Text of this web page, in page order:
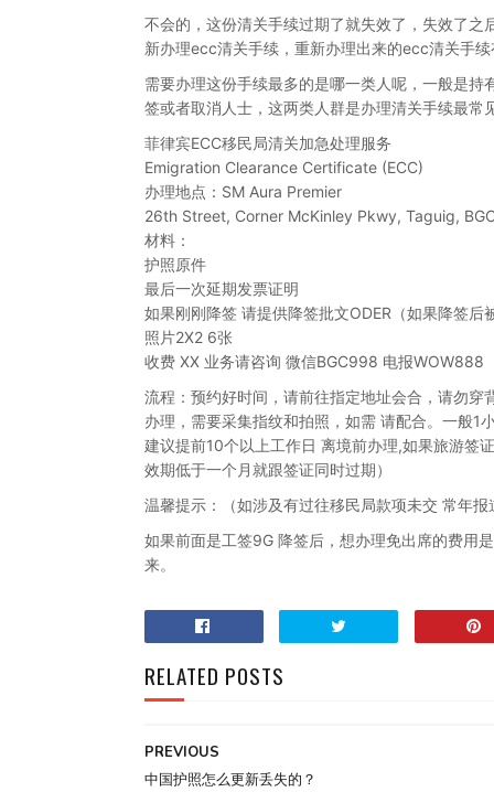
不会的，这份清关手续过期了就失效了，失效了
新办理ecc清关手续，重新办理出来的ecc清关手续
需要办理这份手续最多的是哪一类人呢，一般是
签或者取消人士，这两类人群是办理清关手续最常
菲律宾ECC移民局清关加急处理服务
Emigration Clearance Certificate (ECC)
办理地点：SM Aura Premier
26th Street, Corner McKinley Pkwy, Taguig,
材料：
护照原件
最后一次延期发票证明
如果刚刚降签 请提供降签批文ODER（如果降签后
照片2X2 6张
收费 XX 业务请咨询 微信BGC998 电报WOW888
流程：预约好时间，请前往指定地址会合，请勿
办理，需要采集指纹和拍照，如需 请配合。一般1
建议提前10个以上工作日 离境前办理,如果旅游签
效期低于一个月就跟签证同时过期）
温馨提示：（如涉及有过往移民局款项未交 常年
如果前面是工签9G 降签后，想办理免出席的费用
来。
RELATED POSTS
PREVIOUS
中国护照怎么更新丢失的？